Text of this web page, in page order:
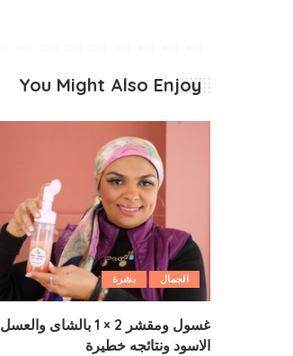
You Might Also Enjoy
الجمال بشرة
غسول ومقشر 2 × 1 بالشاى والعسل
الاسود ونتائجه خطيرة